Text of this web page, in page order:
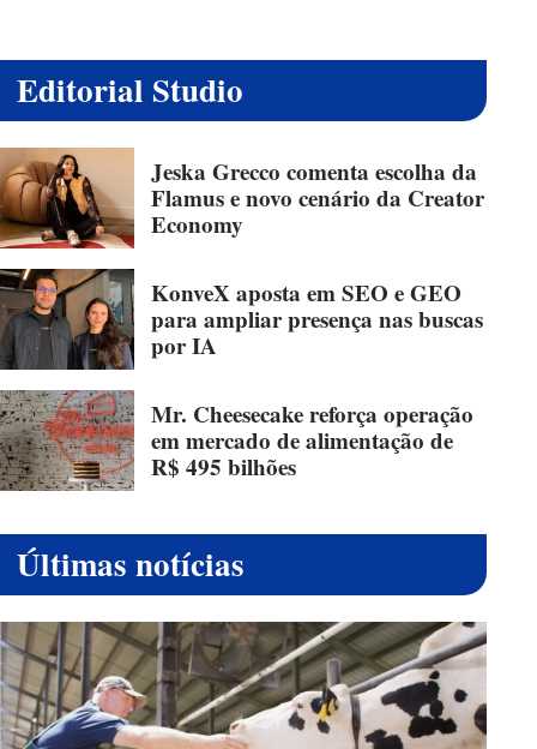
Editorial Studio
Jeska Grecco comenta escolha da
Flamus e novo cenário da Creator
Economy
KonveX aposta em SEO e GEO
para ampliar presença nas buscas
por IA
Mr. Cheesecake reforça operação
em mercado de alimentação de
R$ 495 bilhões
Últimas notícias